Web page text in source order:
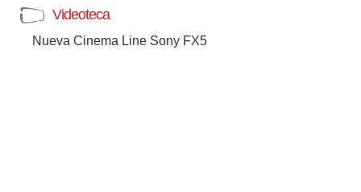
Videoteca
Nueva Cinema Line Sony FX5